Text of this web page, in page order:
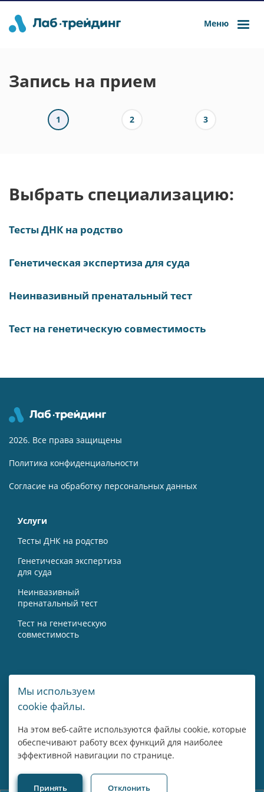
Меню
Запись на прием
1 2 3
Выбрать специализацию:
Тесты ДНК на родство
Генетическая экспертиза для суда
Неинвазивный пренатальный тест
Тест на генетическую совместимость
2026. Все права защищены
Политика конфиденциальности
Согласие на обработку персональных данных
Услуги
Тесты ДНК на родство
Генетическая экспертиза
для суда
Неинвазивный
пренатальный тест
Тест на генетическую
совместимость
Контакты
г. Москва, Мичуринский пр-т, 15А
8 800 775 43 14
Мы используем
cookie файлы.
На этом веб-сайте используются файлы cookie, которые
обеспечивают работу всех функций для наиболее
эффективной навигации по странице.
Принять Отклонить